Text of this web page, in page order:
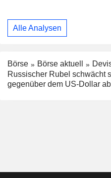
Alle Analysen
Börse Börse aktuell
Russischer Rubel schwächt
gegenüber dem US-Dollar ab